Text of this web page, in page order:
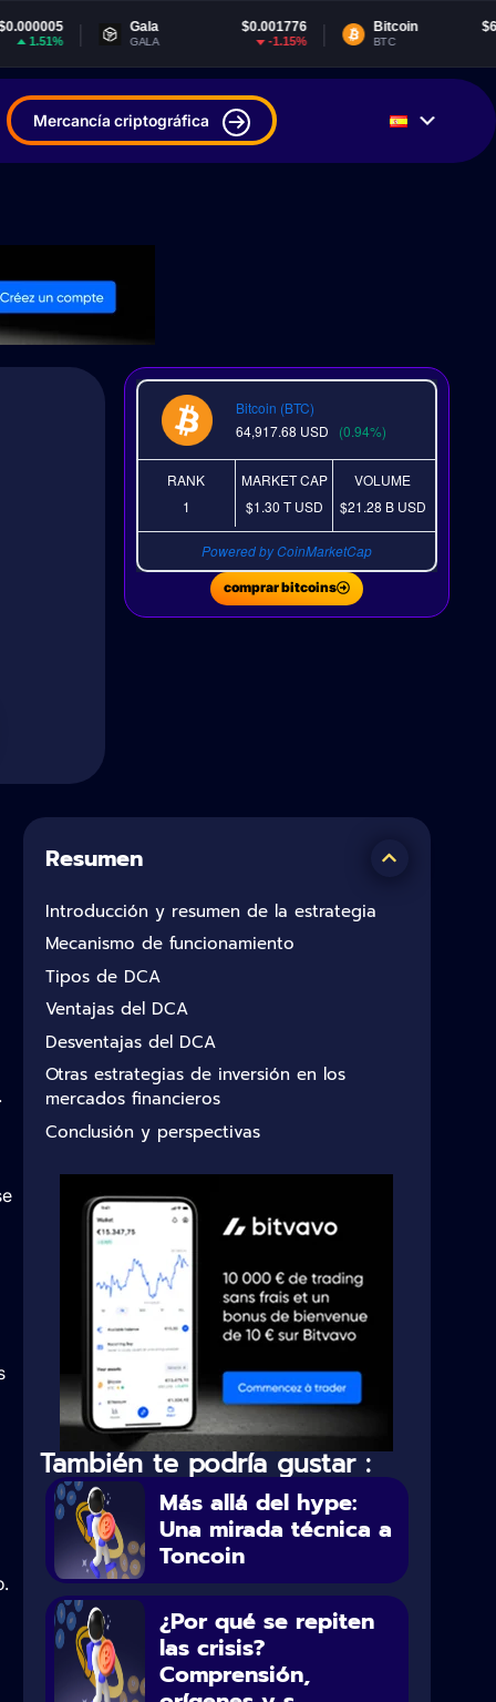
Gala $0.001776
GALA
Bitcoin $64,917.68
BTC
Mercancía criptográfica
Bitcoin (BTC)
64,917.68 USD (0.94%)
RANK
1
MARKET CAP
$1.30 TUSD
VOLUME
$21.28 B USD
Powered by CoinMarketCap
comprar bitcoins
Resumen
Introducción y resumen de la estrategia
Mecanismo de funcionamiento
Tipos de DCA
Ventajas del DCA
Desventajas del DCA
Otras estrategias de inversión en los
mercados financieros
Conclusión y perspectivas
También te podría gustar :
Más allá del hype:
Una mirada técnica a
Toncoin
¿Por qué se repiten
las crisis?
Comprensión,